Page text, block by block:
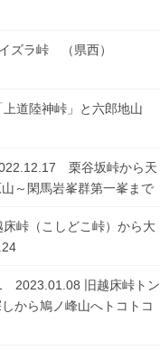
ラ峠 （県西）
道陸神峠」と六郎地山
栗谷坂峠から天
～閑馬岩峯群第一峯まで
峠（こしどこ峠）から大
2023.01.08 旧越床峠トン
から鳩ノ峰山へトコトコ